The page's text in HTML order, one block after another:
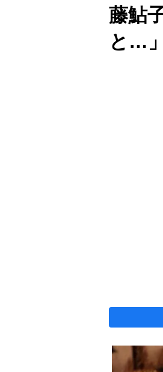
藤鮎
と…